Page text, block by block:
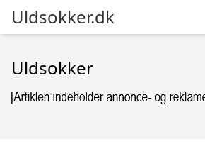
Uldsokker.dk
Uldsokker